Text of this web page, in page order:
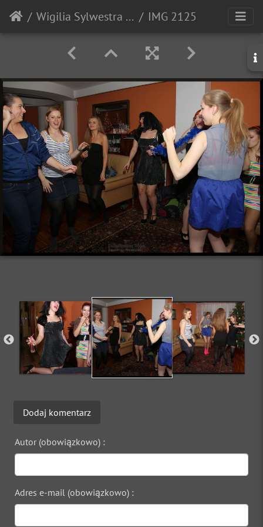
Wigilia Sylwestra 2014 - k. Opola IMG 2125
Dodaj komentarz
Autor (obowiązkowo) :
Adres e-mail (obowiązkowo) :